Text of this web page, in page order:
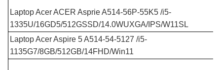
Laptop Acer ACER Asprie A514-56P-55K5 /i5-
1335U/16GD5/512GSSD/14.0WUXGA/IPS/W11SL
Laptop Acer Aspire 5 A514-54-5127 /i5-
1135G7/8GB/512GB/14FHD/Win11